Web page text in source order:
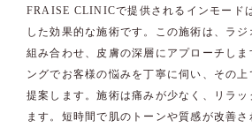
FRAISE CLINICで提供されるインモード
した効果的な施術です。この施術は、ラ
組み合わせ、皮膚の深層にアプローチしま
ングでお客様の悩みを丁寧に伺い、その
提案します。施術は痛みが少なく、リラ
ます。短時間で肌のトーンや質感が改善